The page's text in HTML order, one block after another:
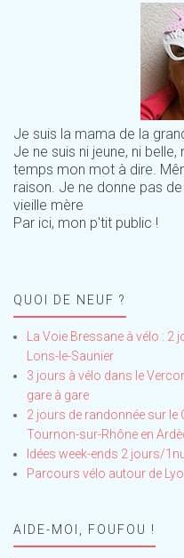
Je suis la mama de la
Je ne suis ni jeune, ni
temps mon mot à dire.
raison. Je ne donne pas
vieille mère
Par ici, mon p'tit public !
QUOI DE NEUF ?
La Voie Bressane à vélo :
Lons-le-Saunier
3 jours à vélo dans le
gare à gare
2 jours de randonnée sur le
Tournon-sur-Rhône en
Idées week-ends 2 jours/
Parcours vélo autour de
AIDE-MOI, FOUFOU !